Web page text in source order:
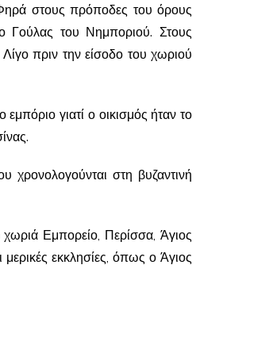
στους πρόποδες του όρους
Γούλας του Νημποριού. Στους
πριν την είσοδο του χωριού
γιατί ο οικισμός ήταν το
στη βυζαντινή
Εμπορείο, Περίσσα, Άγιος
εκκλησίες, όπως ο Άγιος